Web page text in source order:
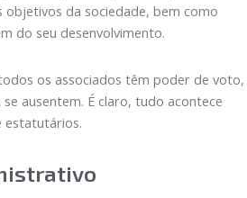
objetivos da sociedade, bem como
do seu desenvolvimento.
os associados têm poder de voto,
ausentem. É claro, tudo acontece
estatutários.